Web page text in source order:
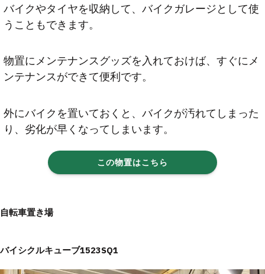
バイクやタイヤを収納して、バイクガレージとして使
うこともできます。
物置にメンテナンスグッズを入れておけば、すぐにメ
ンテナンスができて便利です。
外にバイクを置いておくと、バイクが汚れてしまった
り、劣化が早くなってしまいます。
この物置はこちら
自転車置き場
バイシクルキューブ1523SQ1